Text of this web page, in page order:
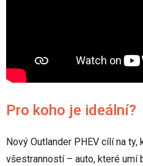
Pro koho je ideální?
Nový Outlander PHEV cílí na
všestranností – auto, které umí